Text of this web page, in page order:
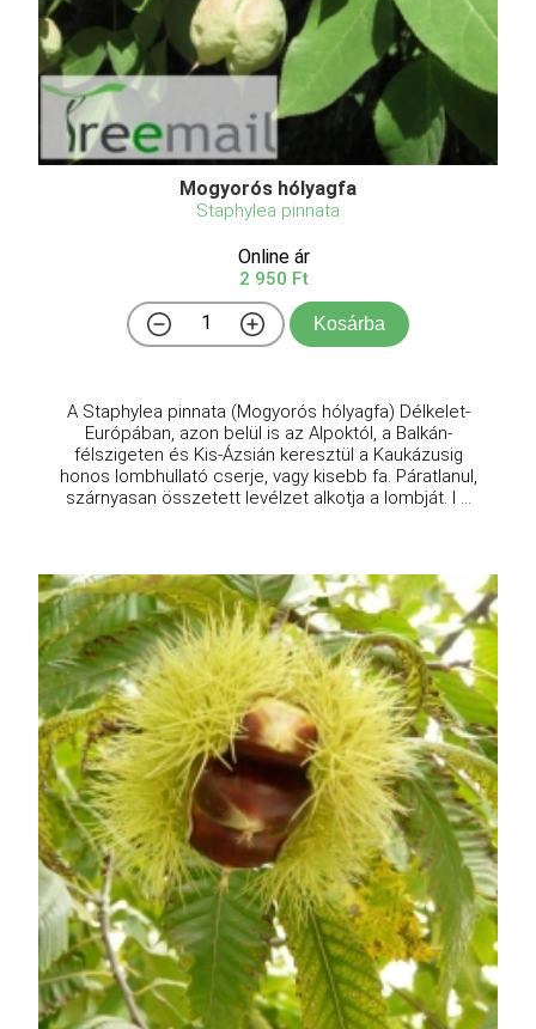
Mogyorós hólyagfa
Staphylea pinnata
Online ár
2 950 Ft
Kosárba
A Staphylea pinnata (Mogyorós hólyagfa) Délkelet-
Európában, azon belül is az Alpoktól, a Balkán-
félszigeten és Kis-Ázsián keresztül a Kaukázusig
honos lombhullató cserje, vagy kisebb fa. Páratlanul,
szárnyasan összetett levélzet alkotja a lombját. I ...